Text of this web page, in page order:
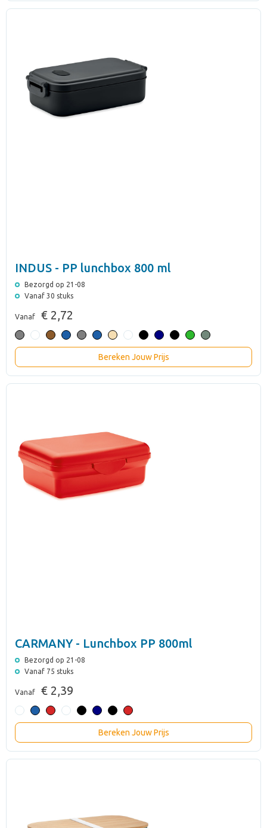
INDUS - PP lunchbox 800 ml
Bezorgd op 21-08
Vanaf 30 stuks
Vanaf € 2,72
Bereken Jouw Prijs
CARMANY - Lunchbox PP 800ml
Bezorgd op 21-08
Vanaf 75 stuks
Vanaf € 2,39
Bereken Jouw Prijs